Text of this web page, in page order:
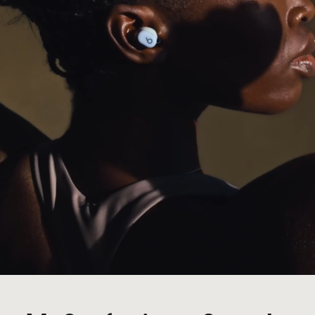
marktführende Mikrofone, die von einem
fortschrittlichen Noise-Learning Algorithmus
unterstützt werden
Power
Verlängerte Akkulaufzeit mit bis zu
18 Stunden Wiedergabezeit
Fußnote
Mit Fast Fuel erhältst du in nur 5 Minuten
Laden bis zu 1 Stunde Wiedergabezeit
Universelles Aufladen über USB-C
Aufladen direkt von deinem Smartphone,
Tablet oder Laptop für Extra-Energie